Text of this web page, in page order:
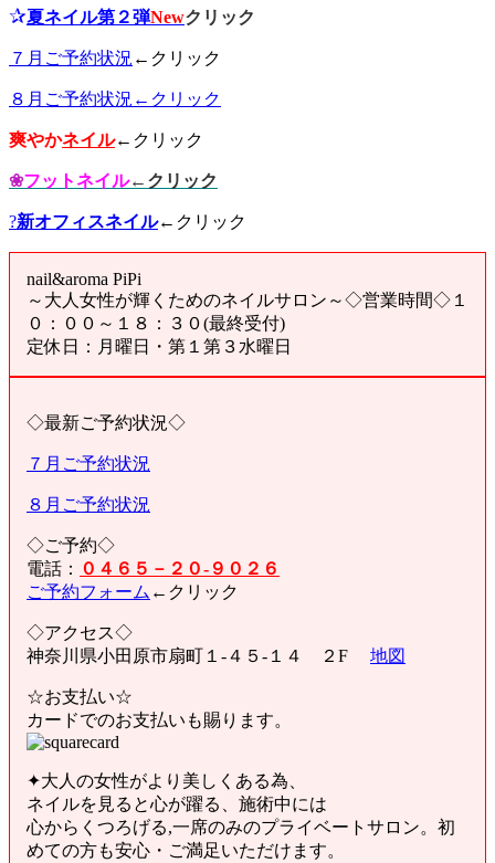
✰夏ネイル第２弾Newクリック
７月ご予約状況 ←クリック
８月ご予約状況←クリック
爽やかネイル←クリック
❀フットネイル←クリック
?新オフィスネイル←クリック
nail&aroma PiPi
～大人女性が輝くためのネイルサロン～◇営業時間◇１
０：００～１８：３０(最終受付)
定休日：月曜日・第１第３水曜日
◇最新ご予約状況◇
７月ご予約状況
８月ご予約状況
◇ご予約◇
電話： ０４６５－２０-９０２６
ご予約フォーム ←クリック
◇アクセス◇
神奈川県小田原市扇町１-４５-１４ ２F 地図
☆お支払い☆
カードでのお支払いも賜ります。
✦大人の女性がより美しくある為、
ネイルを見ると心が躍る、施術中には
心からくつろげる,一席のみのプライベートサロン。初
めての方も安心・ご満足いただけます。